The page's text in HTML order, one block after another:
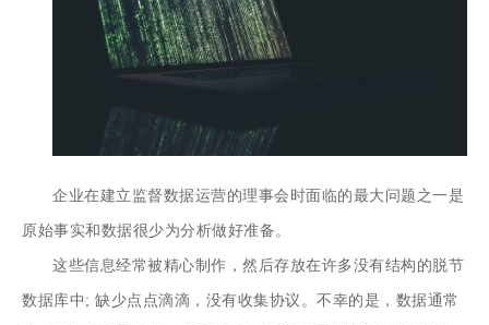
400-0011-866
企业在建立监督数据运营的理事会时面临的最大问题之一是
原始事实和数据很少为分析做好准备。
这些信息经常被精心制作，然后存放在许多没有结构的脱节
数据库中; 缺少点点滴滴，没有收集协议。不幸的是，数据通常